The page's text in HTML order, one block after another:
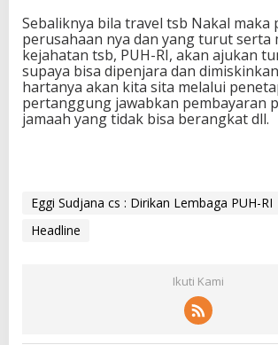
Sebaliknya bila travel tsb Nakal maka
perusahaan nya dan yang turut serta
kejahatan tsb, PUH-RI, akan ajukan
supaya bisa dipenjara dan
hartanya akan kita sita melalui
pertanggung jawabkan pembayaran
jamaah yang tidak bisa berangkat dll.
Eggi Sudjana cs : Dirikan Lembaga PUH-RI
Headline
Ikuti Kami